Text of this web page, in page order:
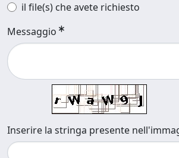
il file(s) che avete richiesto
Messaggio
Inserire la stringa presente